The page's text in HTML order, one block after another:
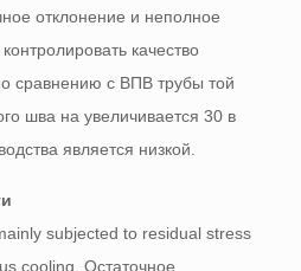
отклонение и неполное
качество
сравнению с ВПВ трубы той
шва на увеличивается 30 в
является низкой.
subjected to residual stress
cooling . Остаточное